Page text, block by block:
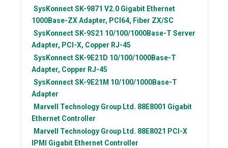
SysKonnectSK-9871 V2.0 Gigabit Ethernet
1000Base-ZX Adapter, PCI64, Fiber ZX/SC
SysKonnectSK-9S21 10/100/1000Base-T Server
Adapter, PCI-X, Copper RJ-45
SysKonnectSK-9E21D 10/100/1000Base-T
Adapter, Copper RJ-45
SysKonnectSK-9E21M 10/100/1000Base-T
Adapter
Marvell Technology Group Ltd. 88E8001 Gigabit
Ethernet Controller
Marvell Technology Group Ltd. 88E8021 PCI-X
IPMI Gigabit Ethernet Controller